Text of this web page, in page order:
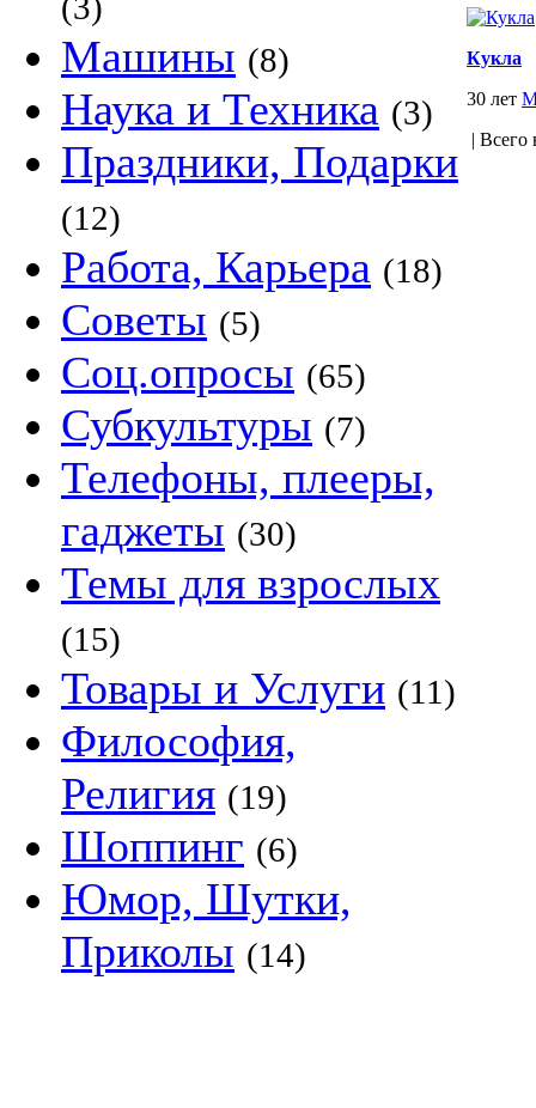
Машины (8)
Наука и Техника (3)
Праздники, Подарки
(12)
Работа, Карьера (18)
Советы (5)
Соц.опросы (65)
Субкультуры (7)
Телефоны, плееры,
гаджеты (30)
Темы для взрослых
(15)
Товары и Услуги (11)
Философия,
Религия (19)
Шоппинг (6)
Юмор, Шутки,
Приколы (14)
Кукла
30 лет
| Всего